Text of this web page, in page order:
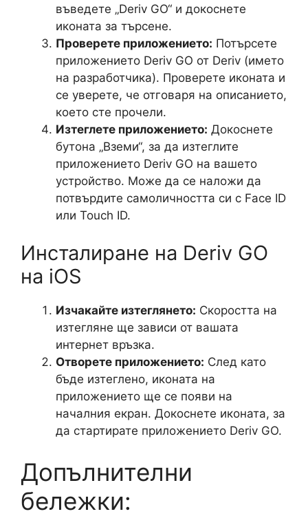
въведете „Deriv GO“ и докоснете
иконата за търсене.
Проверете приложението: Потърсете
приложението Deriv GO от Deriv (името
на разработчика). Проверете иконата и
се уверете, че отговаря на описанието,
което сте прочели.
Изтеглете приложението: Докоснете
бутона „Вземи“, за да изтеглите
приложението Deriv GO на вашето
устройство. Може да се наложи да
потвърдите самоличността си с Face ID
или Touch ID.
Инсталиране на Deriv GO
на iOS
Изчакайте изтеглянето: Скоростта на
изтегляне ще зависи от вашата
интернет връзка.
Отворете приложението: След като
бъде изтеглено, иконата на
приложението ще се появи на
началния екран. Докоснете иконата, за
да стартирате приложението Deriv GO.
Допълнителни
бележки: